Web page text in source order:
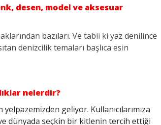
desen, model ve aksesuar
bazıları. Ve tabii ki yaz denilince
denizcilik temaları başlıca esin
nelerdir?
geliyor. Kullanıcılarımıza
dünyada seçkin bir kitlenin tercih ettiği